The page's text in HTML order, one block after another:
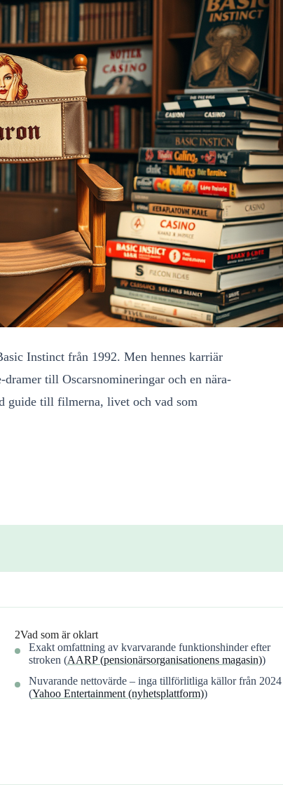
Instinct från 1992. Men hennes karriär
till Oscarsnomineringar och en nära-
guide till filmerna, livet och vad som
2Vad som är oklart
Exakt omfattning av kvarvarande funktionshinder efter
stroken (AARP (pensionärsorganisationens magasin))
Nuvarande nettovärde – inga tillförlitliga källor från 2024
(Yahoo Entertainment (nyhetsplattform))